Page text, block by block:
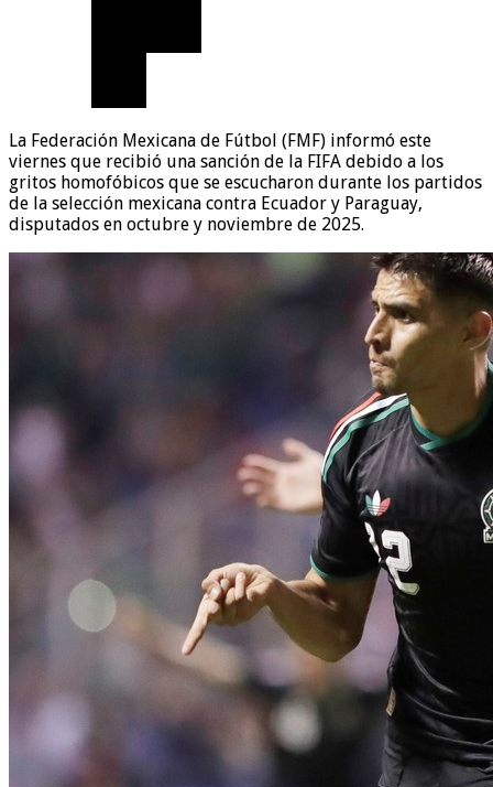
La Federación Mexicana de Fútbol (FMF) informó este
viernes que recibió una sanción de la FIFA debido a los
gritos homofóbicos que se escucharon durante los partidos
de la selección mexicana contra Ecuador y Paraguay,
disputados en octubre y noviembre de 2025.